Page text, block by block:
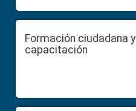
Formación ciudadana y
capacitación